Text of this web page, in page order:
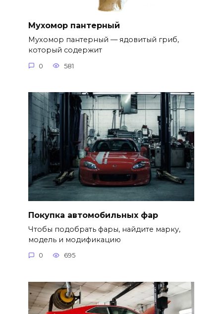
Мухомор пантерный
Мухомор пантерный — ядовитый гриб,
который содержит
0 581
Покупка автомобильных фар
Чтобы подобрать фары, найдите марку,
модель и модификацию
0 695